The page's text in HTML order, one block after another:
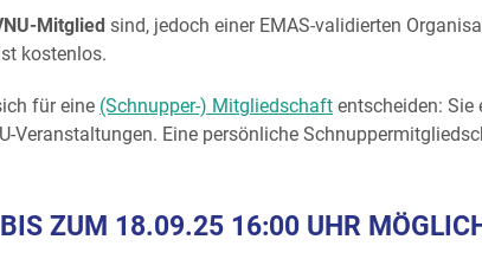
Mitglied sind, jedoch einer EMAS-validierten
kostenlos.
für eine (Schnupper-) Mitgliedschaft entscheiden:
Veranstaltungen. Eine persönliche
ZUM 18.09.25 16:00 UHR